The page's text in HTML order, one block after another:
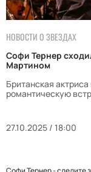
НОВОСТИ О ЗВЕЗДАХ
Софи Тернер
Мартином
Британская
романтическую
27.10.2025 / 18:00